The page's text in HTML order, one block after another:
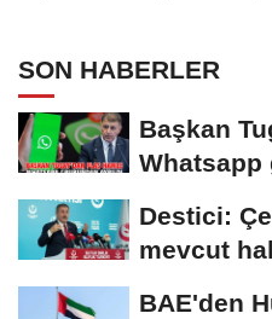
SON HABERLER
Başkan
Whatsapp
Destici:
mevcut
BAE'den